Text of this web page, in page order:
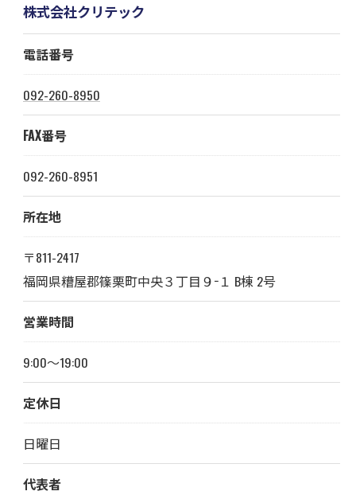
株式会社クリテック
電話番号
092-260-8950
FAX番号
092-260-8951
所在地
〒811-2417
福岡県糟屋郡篠栗町中央３丁目９−１ B棟 2号
営業時間
9:00～19:00
定休日
日曜日
代表者